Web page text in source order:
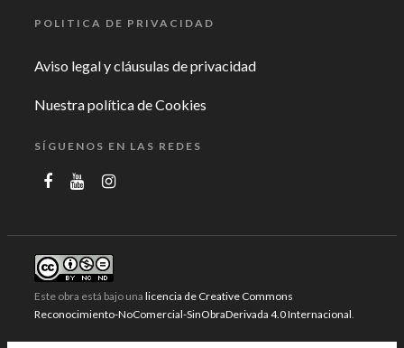
POLITICA DE PRIVACIDAD
Aviso legal y cláusulas de privacidad
Nuestra política de Cookies
SÍGUENOS EN LAS REDES
Este obra está bajo una licencia de Creative Commons
Reconocimiento-NoComercial-SinObraDerivada 4.0 Internacional